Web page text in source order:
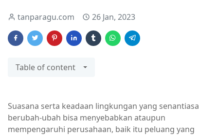
tanparagu.com 26 Jan, 2023
Table of content
Suasana serta keadaan lingkungan yang senantiasa
berubah-ubah bisa menyebabkan ataupun
mempengaruhi perusahaan, baik itu peluang yang